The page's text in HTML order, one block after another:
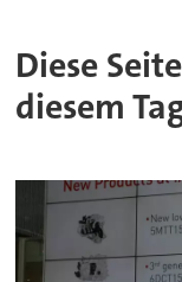
Diese
diesem